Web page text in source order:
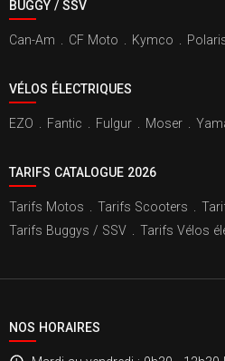
BUGGY / SSV
Can-Am CF Moto Kymco
VÉLOS ÉLECTRIQUES
EZO Fantic Fulgur Moser
TARIFS CATALOGUE 2026
Tarifs Motos Tarifs Scooters
Tarifs Buggys / SSV
Tarifs Vélos
NOS HORAIRES